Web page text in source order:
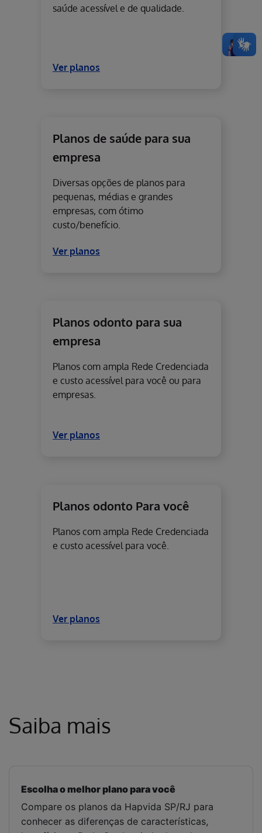
saúde acessível e de qualidade.
Ver planos
Planos de saúde para sua
empresa
Diversas opções de planos para
pequenas, médias e grandes
empresas, com ótimo
custo/benefício.
Ver planos
Planos odonto para sua
empresa
Planos com ampla Rede Credenciada
e custo acessível para você ou para
empresas.
Ver planos
Planos odonto Para você
Planos com ampla Rede Credenciada
e custo acessível para você.
Ver planos
Saiba mais
Escolha o melhor plano para você
Compare os planos da Hapvida SP/RJ para
conhecer as diferenças de características,